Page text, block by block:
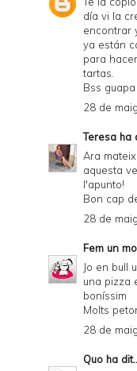
día vi la
encontrar
ya están
para
tartas.
Bss guapa
28 de
Teresa ha
Ara
aquesta
l'apunto!
Bon cap
28 de
Fem un
Jo en bull
una pizza
boníssim
Molts
28 de
Quo ha